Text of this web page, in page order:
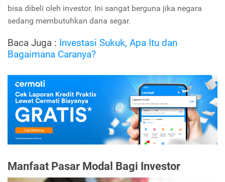
bisa dibeli oleh investor. Ini sangat berguna jika negara
sedang membutuhkan dana segar.
Baca Juga : Investasi Sukuk, Apa Itu dan
Bagaimana Caranya?
Manfaat Pasar Modal Bagi Investor